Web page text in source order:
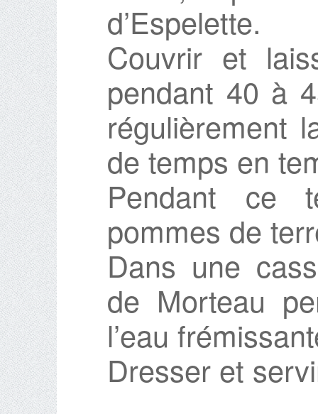
d’Espelette.
Couvrir et
pendant 40 à
régulièrement
de temps en
Pendant ce
pommes de
Dans une
de Morteau
l’eau
Dresser et